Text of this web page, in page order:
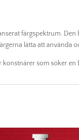
färgspektrum.
lätta att använda
som söker en